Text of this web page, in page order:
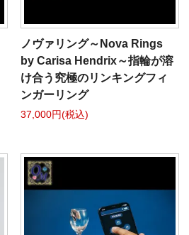
ノヴァリング～Nova Rings
by Carisa Hendrix～指輪が溶
け合う究極のリンキングフィ
ンガーリング
37,000円(税込)